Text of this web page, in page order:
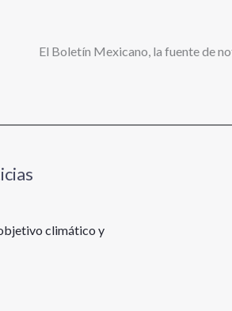
El Boletín Mexicano, la fuente de
climático y